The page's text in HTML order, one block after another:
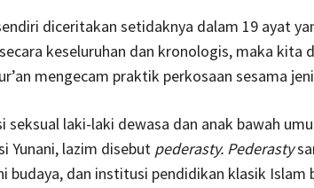
diceritakan setidaknya dalam 19 ayat
keseluruhan dan kronologis, maka kita
mengecam praktik perkosaan sesama
seksual laki-laki dewasa dan anak bawah
Yunani, lazim disebut pederasty. Pederasty
budaya, dan institusi pendidikan klasik Islam